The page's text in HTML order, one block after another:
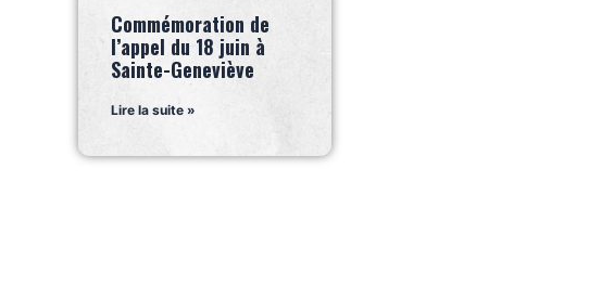
Commémoration de
l’appel du 18 juin à
Sainte-Geneviève
Lire la suite »